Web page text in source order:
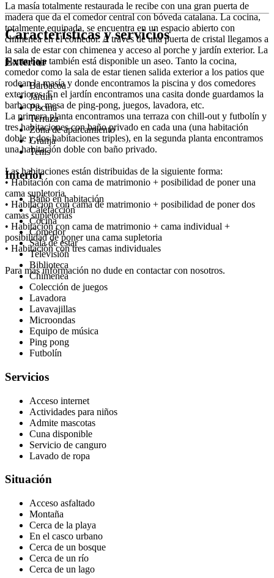
La masía totalmente restaurada le recibe con una gran puerta de
madera que da el comedor central con bóveda catalana. La cocina,
totalmente equipada, se encuentra en un espacio abierto con
chimenea en el comedor. A través de una puerta de cristal llegamos a
la sala de estar con chimenea y acceso al porche y jardín exterior. La
planta baja también está disponible un aseo. Tanto la cocina,
comedor como la sala de estar tienen salida exterior a los patios que
rodean la masía y donde encontramos la piscina y dos comedores
exteriores. En el jardín encontramos una casita donde guardamos la
barbacoa, mesa de ping-pong, juegos, lavadora, etc.
La primera planta encontramos una terraza con chill-out y futbolín y
tres habitaciones con baño privado en cada una (una habitación
doble y dos habitaciones triples), en la segunda planta encontramos
una habitación doble con baño privado.
Las habitaciones están distribuidas de la siguiente forma:
• Habitación con cama de matrimonio + posibilidad de poner una
cama supletoria
• Habitación con cama de matrimonio + posibilidad de poner dos
camas supletorias
• Habitación con cama de matrimonio + cama individual +
posibilidad de poner una cama supletoria
• Habitación con tres camas individuales
Para más información no dude en contactar con nosotros.
Características y servicios
Exterior
Barbacoa
Jardín
Piscina
Terraza
Zona de aparcamiento
Granja
Tenis
Interior
Baño en habitación
Calefacción
Cocina
Comedor
Sala de estar
Televisión
Biblioteca
Chimenea
Colección de juegos
Lavadora
Lavavajillas
Microondas
Equipo de música
Ping pong
Futbolín
Servicios
Acceso internet
Actividades para niños
Admite mascotas
Cuna disponible
Servicio de canguro
Lavado de ropa
Situación
Acceso asfaltado
Montaña
Cerca de la playa
En el casco urbano
Cerca de un bosque
Cerca de un río
Cerca de un lago